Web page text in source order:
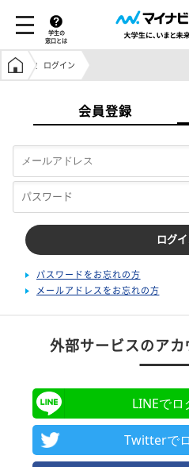
学生の
窓口とは
学生の窓口トップ
ログイン
会員登録
パスワードをお忘れの方
メールアドレスをお忘れの方
外部サービスのア
LINEでロ
Twitterで